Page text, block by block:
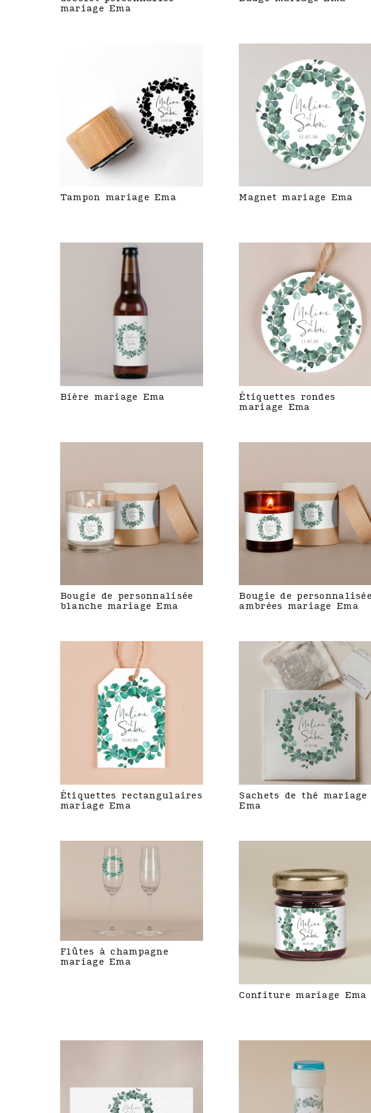
mariage Ema
Tampon mariage Ema Magnet mariage Ema
Bière mariage Ema
Étiquettes rondes
mariage Ema
Bougie de personnalisée
blanche mariage Ema
Bougie de personnalisée
ambrées mariage Ema
Étiquettes rectangulaires
mariage Ema
Sachets de thé mariage
Ema
Flûtes à champagne
mariage Ema
Confiture mariage Ema